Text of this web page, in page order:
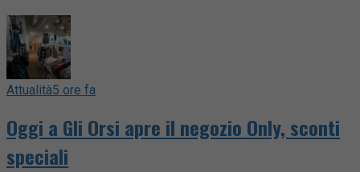
Attualità5 ore fa
Oggi a Gli Orsi apre il negozio Only, sconti
speciali